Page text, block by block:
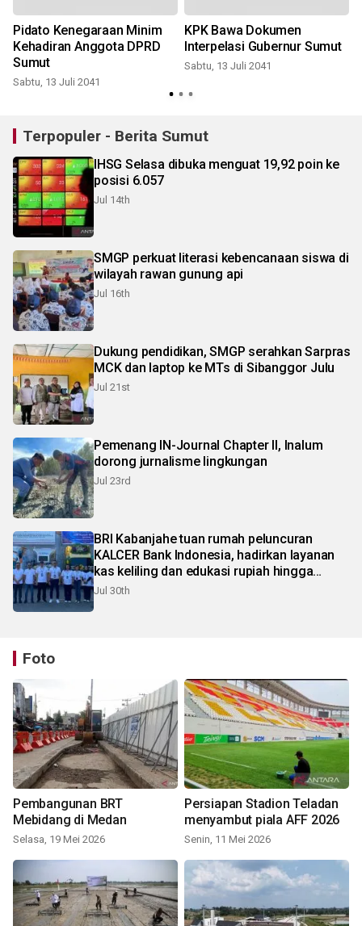
Pidato Kenegaraan Minim
Kehadiran Anggota DPRD
Sumut
Sabtu, 13 Juli 2041
KPK Bawa Dokumen
Interpelasi Gubernur Sumut
Sabtu, 13 Juli 2041
Terpopuler - Berita Sumut
IHSG Selasa dibuka menguat 19,92 poin ke
posisi 6.057
Jul 14th
SMGP perkuat literasi kebencanaan siswa di
wilayah rawan gunung api
Jul 16th
Dukung pendidikan, SMGP serahkan Sarpras
MCK dan laptop ke MTs di Sibanggor Julu
Jul 21st
Pemenang IN-Journal Chapter II, Inalum
dorong jurnalisme lingkungan
Jul 23rd
BRI Kabanjahe tuan rumah peluncuran
KALCER Bank Indonesia, hadirkan layanan
kas keliling dan edukasi rupiah hingga
pelosok Karo
Jul 30th
Foto
Pembangunan BRT
Mebidang di Medan
Selasa, 19 Mei 2026
Persiapan Stadion Teladan
menyambut piala AFF 2026
Senin, 11 Mei 2026